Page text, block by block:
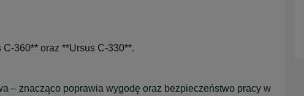
360** oraz **Ursus C-330**.
– znacząco poprawia wygodę oraz bezpieczeństwo pracy w